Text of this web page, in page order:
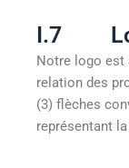
I.7
Notre logo est
relation des
(3) flèches
représentant